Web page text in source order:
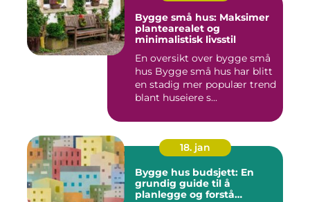
Bygge små hus: Maksimer
plantearealet og
minimalistisk livsstil
En oversikt over bygge små
hus Bygge små hus har blitt
en stadig mer populær trend
blant huseiere s...
18. jan
Bygge hus budsjett: En
grundig guide til å
planlegge og forstå